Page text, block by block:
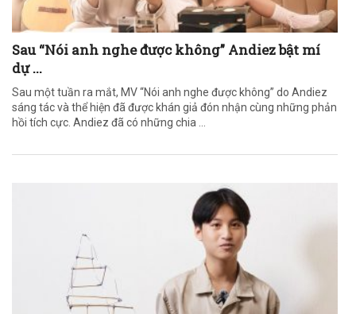
Sau “Nói anh nghe được không” Andiez bật mí
dự ...
Sau một tuần ra mắt, MV “Nói anh nghe được không” do Andiez
sáng tác và thể hiện đã được khán giả đón nhận cùng những phản
hồi tích cực. Andiez đã có những chia ...